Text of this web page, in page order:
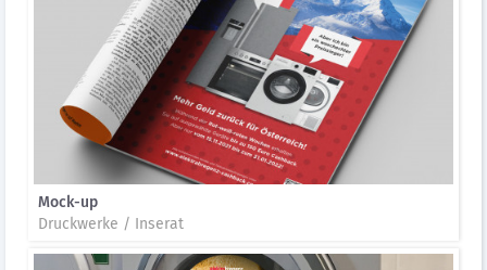
Mock-up
Druckwerke / Inserat